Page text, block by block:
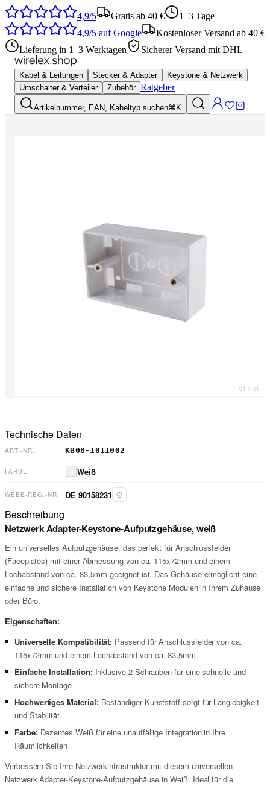
4,9/5 Gratis ab 40 €
1–3 Tage
4,9/5 auf Google
Kostenloser Versand ab 40 €
Lieferung in 1–3 Werktagen
Sicherer Versand mit DHL
Kabel & Leitungen Stecker & Adapter
Keystone & Netzwerk
Umschalter & Verteiler
Zubehör Ratgeber
Artikelnummer, EAN, Kabeltyp suchen⌘K
01 / 01
Technische Daten
ART.-NR. KB08-1011002
FARBE Weiß
WEEE-REG.-NR. DE 90158231
Beschreibung
Netzwerk Adapter-Keystone-Aufputzgehäuse, weiß
Ein universelles Aufputzgehäuse, das perfekt für Anschlussfelder
(Faceplates) mit einer Abmessung von ca. 115x72mm und einem
Lochabstand von ca. 83,5mm geeignet ist. Das Gehäuse ermöglicht eine
einfache und sichere Installation von Keystone Modulen in Ihrem Zuhause
oder Büro.
Eigenschaften:
Universelle Kompatibilität: Passend für Anschlussfelder von ca.
115x72mm und einem Lochabstand von ca. 83,5mm
Einfache Installation:Inklusive 2 Schrauben für eine schnelle und
sichere Montage
Hochwertiges Material:Beständiger Kunststoff sorgt für Langlebigkeit
und Stabilität
Farbe:Dezentes Weiß für eine unauffällige Integration in Ihre
Räumlichkeiten
Verbessern Sie Ihre Netzwerkinfrastruktur mit diesem universellen
Netzwerk Adapter-Keystone-Aufputzgehäuse in Weiß. Ideal für die